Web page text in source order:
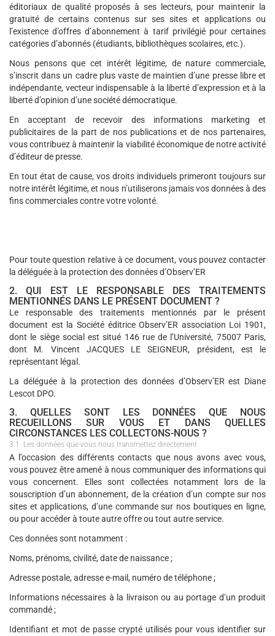
éditoriaux de qualité proposés à ses lecteurs, pour maintenir la
gratuité de certains contenus sur ses sites et applications ou
l’existence d’offres d’abonnement à tarif privilégié pour certaines
catégories d’abonnés (étudiants, bibliothèques scolaires, etc.).
Nous pensons que cet intérêt légitime, de nature commerciale,
s’inscrit dans un cadre plus vaste de maintien d’une presse libre et
indépendante, vecteur indispensable à la liberté d’expression et à la
liberté d’opinion d’une société démocratique.
En acceptant de recevoir des informations marketing et
publicitaires de la part de nos publications et de nos partenaires,
vous contribuez à maintenir la viabilité économique de notre activité
d’éditeur de presse.
En tout état de cause, vos droits individuels primeront toujours sur
notre intérêt légitime, et nous n’utiliserons jamais vos données à des
fins commerciales contre votre volonté.
Pour toute question relative à ce document, vous pouvez contacter
la déléguée à la protection des données d’Observ’ER
2. QUI EST LE RESPONSABLE DES TRAITEMENTS
MENTIONNÉS DANS LE PRÉSENT DOCUMENT ?
Le responsable des traitements mentionnés par le présent
document est la Société éditrice Observ’ER association Loi 1901,
dont le siège social est situé 146 rue de l’Université, 75007 Paris,
dont M. Vincent JACQUES LE SEIGNEUR, président, est le
représentant légal.
La déléguée à la protection des données d’Observ’ER est Diane
Lescot DPO.
3. QUELLES SONT LES DONNÉES QUE NOUS
RECUEILLONS SUR VOUS ET DANS QUELLES
CIRCONSTANCES LES COLLECTONS-NOUS ?
3.1. Les données que vous nous transmettez directement
A l’occasion des différents contacts que nous avons avec vous,
vous pouvez être amené à nous communiquer des informations qui
vous concernent. Elles sont collectées notamment lors de la
souscription d’un abonnement, de la création d’un compte sur nos
sites et applications, d’une commande sur nos boutiques en ligne,
ou pour accéder à toute autre offre ou tout autre service.
Ces données sont notamment :
Noms, prénoms, civilité, date de naissance ;
Adresse postale, adresse e-mail, numéro de téléphone ;
Informations nécessaires à la livraison ou au portage d’un produit
commandé ;
Identifiant et mot de passe crypté utilisés pour vous identifier sur